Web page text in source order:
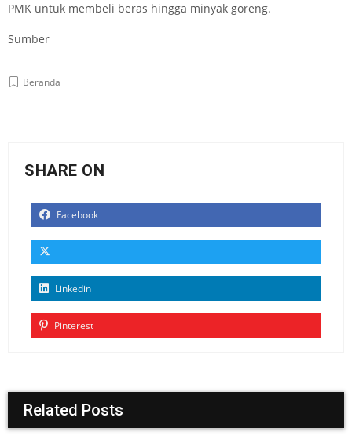
PMK untuk membeli beras hingga minyak goreng.
Sumber
Beranda
SHARE ON
Facebook
Linkedin
Pinterest
Related Posts